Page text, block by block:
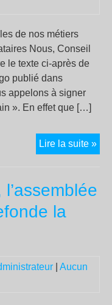
de nos métiers
Nous, Conseil
le texte ci-après de
publié dans
appelons à signer
». En effet que […]
Lire la suite »
au
la
Aucun